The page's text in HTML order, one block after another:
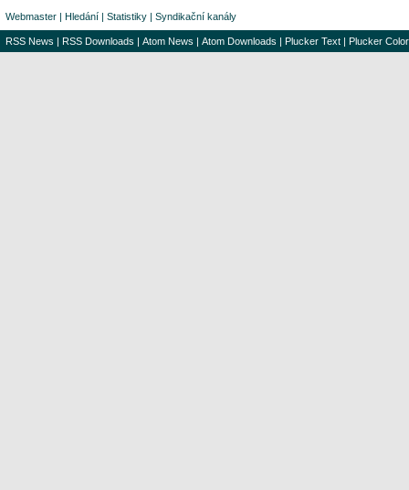
Webmaster | Hledání | Statistiky | Syndikační kanály
RSS News | RSS Downloads | Atom News | Atom Downloads | Plucker Text | Plucker Color